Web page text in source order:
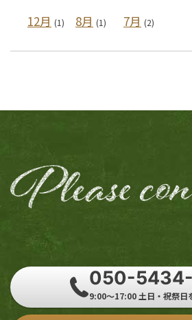
12月 (1) 8月 (1) 7月 (2)
050-
9:00～17:00 土日・祝祭日